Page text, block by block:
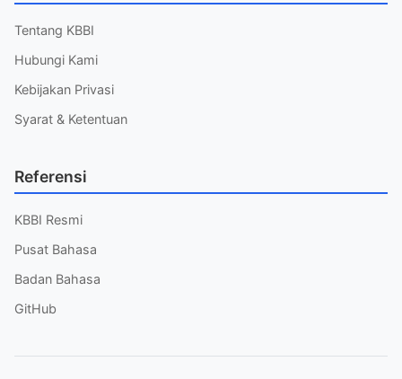
Tentang KBBI
Hubungi Kami
Kebijakan Privasi
Syarat & Ketentuan
Referensi
KBBI Resmi
Pusat Bahasa
Badan Bahasa
GitHub